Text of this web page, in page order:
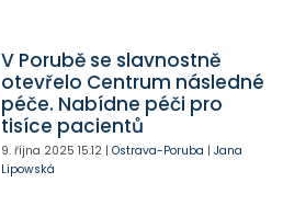
V Porubě se slavnostně
otevřelo Centrum následné
péče. Nabídne péči pro
tisíce pacientů
9. října 2025 15:12| Ostrava-Poruba | Jana
Lipowská